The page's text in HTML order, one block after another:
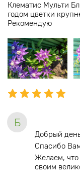
Клематис Мульти
годом цветки
Рекомендую
Б
Добрый
Спасибо
Желаем, что
своим